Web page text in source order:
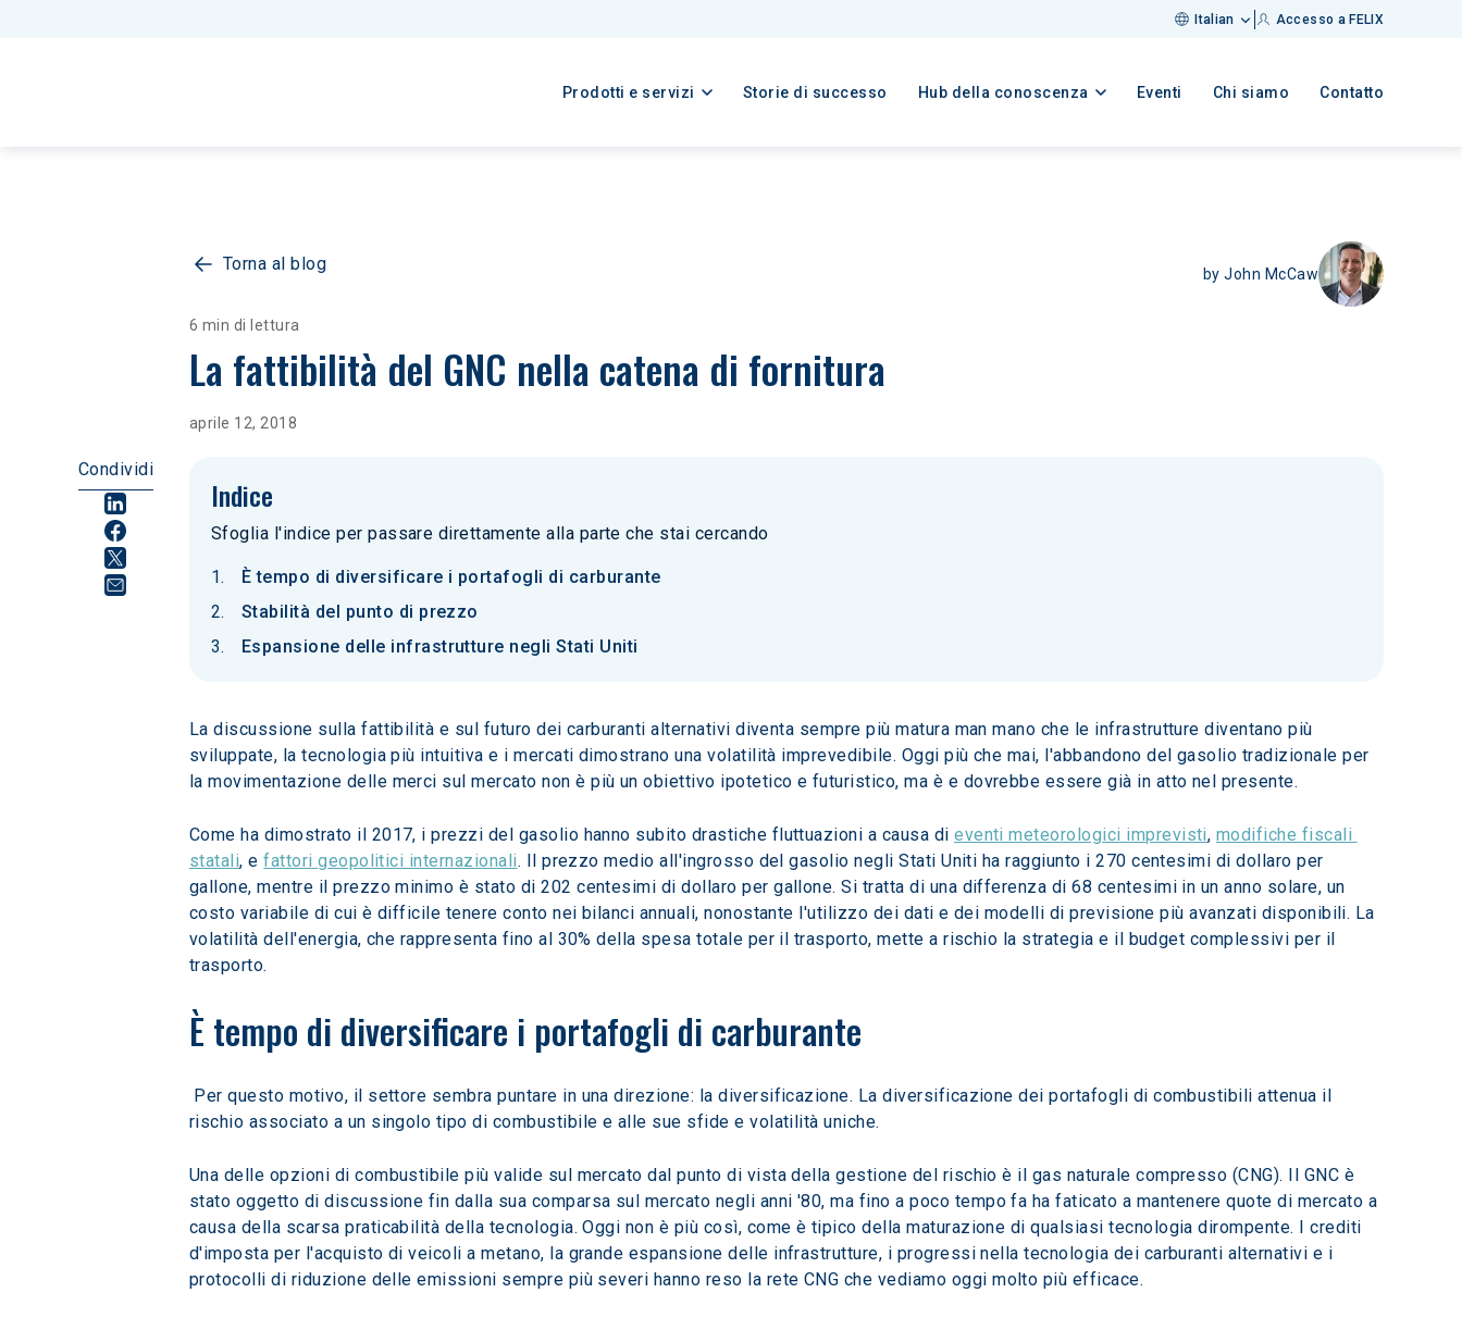
Italian Accesso a FELIX
Prodotti e servizi Storie di successo Hub della conoscenza Eventi Chi siamo Contatto
Torna al blog byJohn McCaw
6 min di lettura
La fattibilità del GNC nella catena di fornitura
aprile 12, 2018
Condividi
Indice
Sfoglia l'indice per passare direttamente alla parte che stai cercando
È tempo di diversificare i portafogli di carburante
Stabilità del punto di prezzo
Espansione delle infrastrutture negli Stati Uniti
La discussione sulla fattibilità e sul futuro dei carburanti alternativi diventa sempre più matura man mano che le infrastrutture diventano più
sviluppate, la tecnologia più intuitiva e i mercati dimostrano una volatilità imprevedibile. Oggi più che mai, l'abbandono del gasolio tradizionale per
la movimentazione delle merci sul mercato non è più un obiettivo ipotetico e futuristico, ma è e dovrebbe essere già in atto nel presente.
Come ha dimostrato il 2017, i prezzi del gasolio hanno subito drastiche fluttuazioni a causa di eventi meteorologici imprevisti, modifiche fiscali
statali, e fattori geopolitici internazionali. Il prezzo medio all'ingrosso del gasolio negli Stati Uniti ha raggiunto i 270 centesimi di dollaro per
gallone, mentre il prezzo minimo è stato di 202 centesimi di dollaro per gallone. Si tratta di una differenza di 68 centesimi in un anno solare, un
costo variabile di cui è difficile tenere conto nei bilanci annuali, nonostante l'utilizzo dei dati e dei modelli di previsione più avanzati disponibili. La
volatilità dell'energia, che rappresenta fino al 30% della spesa totale per il trasporto, mette a rischio la strategia e il budget complessivi per il
trasporto.
È tempo di diversificare i portafogli di carburante
rischio associato a un singolo tipo di combustibile e alle sue sfide e volatilità uniche.
Una delle opzioni di combustibile più valide sul mercato dal punto di vista della gestione del rischio è il gas naturale compresso (CNG). Il GNC è
stato oggetto di discussione fin dalla sua comparsa sul mercato negli anni '80, ma fino a poco tempo fa ha faticato a mantenere quote di mercato a
causa della scarsa praticabilità della tecnologia. Oggi non è più così, come è tipico della maturazione di qualsiasi tecnologia dirompente. I crediti
d'imposta per l'acquisto di veicoli a metano, la grande espansione delle infrastrutture, i progressi nella tecnologia dei carburanti alternativi e i
protocolli di riduzione delle emissioni sempre più severi hanno reso la rete CNG che vediamo oggi molto più efficace.